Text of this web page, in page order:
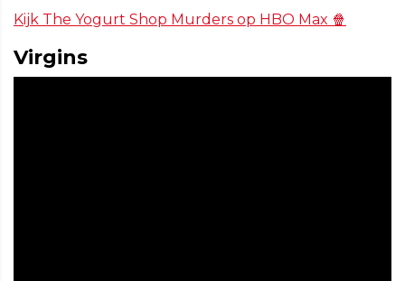
Kijk The Yogurt Shop Murders op HBO Max 🍿
Virgins